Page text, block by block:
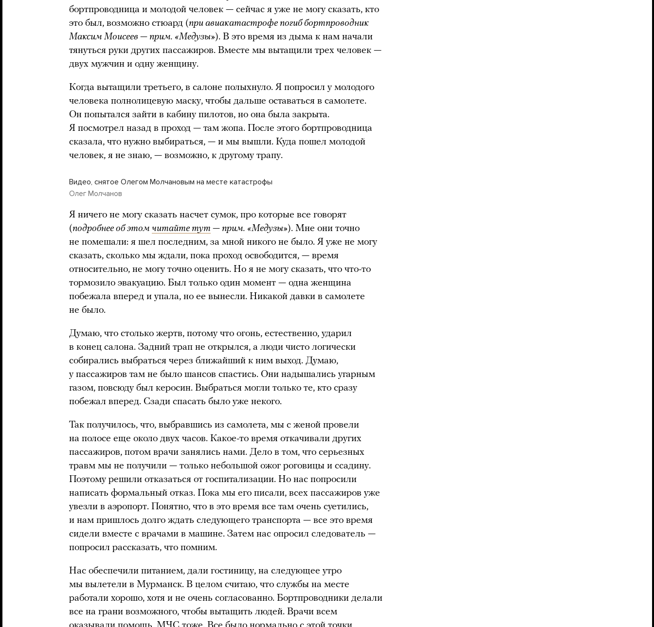
бортпроводница и молодой человек — сейчас я уже не могу сказать, кто
это был, возможно стюард (при авиакатастрофе погиб бортпроводник
Максим Моисеев — прим. «Медузы»). В это время из дыма к нам начали
тянуться руки других пассажиров. Вместе мы вытащили трех человек —
двух мужчин и одну женщину.
Когда вытащили третьего, в салоне полыхнуло. Я попросил у молодого
человека полнолицевую маску, чтобы дальше оставаться в самолете.
Он попытался зайти в кабину пилотов, но она была закрыта.
Я посмотрел назад в проход — там жопа. После этого бортпроводница
сказала, что нужно выбираться, — и мы вышли. Куда пошел молодой
человек, я не знаю, — возможно, к другому трапу.
Видео, снятое Олегом Молчановым на месте катастрофы
Олег Молчанов
Я ничего не могу сказать насчет сумок, про которые все говорят
(подробнее об этом читайте тут — прим. «Медузы»). Мне они точно
не помешали: я шел последним, за мной никого не было. Я уже не могу
сказать, сколько мы ждали, пока проход освободится, — время
относительно, не могу точно оценить. Но я не могу сказать, что что-то
тормозило эвакуацию. Был только один момент — одна женщина
побежала вперед и упала, но ее вынесли. Никакой давки в самолете
не было.
Думаю, что столько жертв, потому что огонь, естественно, ударил
в конец салона. Задний трап не открылся, а люди чисто логически
собирались выбраться через ближайший к ним выход. Думаю,
у пассажиров там не было шансов спастись. Они надышались угарным
газом, повсюду был керосин. Выбраться могли только те, кто сразу
побежал вперед. Сзади спасать было уже некого.
Так получилось, что, выбравшись из самолета, мы с женой провели
на полосе еще около двух часов. Какое-то время откачивали других
пассажиров, потом врачи занялись нами. Дело в том, что серьезных
травм мы не получили — только небольшой ожог роговицы и ссадину.
Поэтому решили отказаться от госпитализации. Но нас попросили
написать формальный отказ. Пока мы его писали, всех пассажиров уже
увезли в аэропорт. Понятно, что в это время все там очень суетились,
и нам пришлось долго ждать следующего транспорта — все это время
сидели вместе с врачами в машине. Затем нас опросил следователь —
попросил рассказать, что помним.
Нас обеспечили питанием, дали гостиницу, на следующее утро
мы вылетели в Мурманск. В целом считаю, что службы на месте
работали хорошо, хотя и не очень согласованно. Бортпроводники делали
все на грани возможного, чтобы вытащить людей. Врачи всем